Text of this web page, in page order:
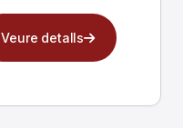
Veure detalls